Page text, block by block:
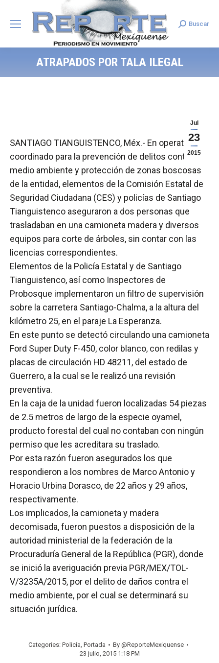
Search:
Buscar
ATRAPADOS POR TALA ILEGAL
Jul
23
2015
SANTIAGO TIANGUISTENCO, Méx.- En operativo
coordinado para la prevención de delitos contra el
medio ambiente y protección de zonas boscosas
de la entidad, elementos de la Comisión Estatal de
Seguridad Ciudadana (CES) y policías de Santiago
Tianguistenco aseguraron a dos personas que
trasladaban en una camioneta madera y diversos
equipos para corte de árboles, sin contar con las
licencias correspondientes.
Elementos de la Policía Estatal y de Santiago
Tianguistenco, así como Inspectores de
Probosque implementaron un filtro de supervisión
sobre la carretera Santiago-Chalma, a la altura del
kilómetro 25, en el paraje La Esperanza.
En este punto se detectó circulando una camioneta
Ford Super Duty F-450, color blanco, con redilas y
placas de circulación HD 48211, del estado de
Guerrero, a la cual se le realizó una revisión
preventiva.
En la caja de la unidad fueron localizadas 54 piezas
de 2.5 metros de largo de la especie oyamel,
producto forestal del cual no contaban con ningún
permiso que les acreditara su traslado.
Por esta razón fueron asegurados los que
respondieron a los nombres de Marco Antonio y
Horacio Urbina Dorasco, de 22 años y 29 años,
respectivamente.
Los implicados, la camioneta y madera
decomisada, fueron puestos a disposición de la
autoridad ministerial de la federación de la
Procuraduría General de la República (PGR), donde
se inició la averiguación previa PGR/MEX/TOL-
V/3235A/2015, por el delito de daños contra el
medio ambiente, por el cual se determinará su
situación jurídica.
Categories: Policía, Portada By @ReporteMexiquense
23 julio, 2015 1:18 PM